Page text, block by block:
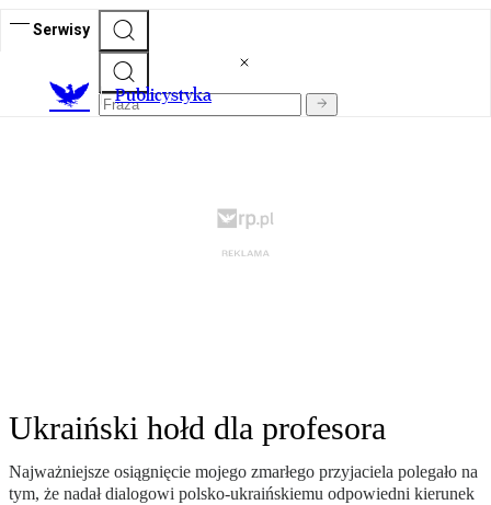
Serwisy
Publicystyka
Ukraiński hołd dla profesora
Najważniejsze osiągnięcie mojego zmarłego przyjaciela polegało na
tym, że nadał dialogowi polsko-ukraińskiemu odpowiedni kierunek